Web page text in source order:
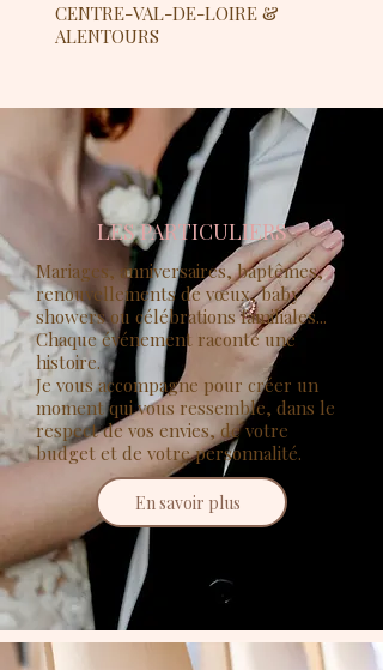
CENTRE-VAL-DE-LOIRE &
ALENTOURS
LES PARTICULIERS
Mariages, anniversaires, baptêmes,
renouvellements de vœux, baby
showers ou célébrations familiales...
Chaque événement raconte une
histoire.
Je vous accompagne pour créer un
moment qui vous ressemble, dans le
respect de vos envies, de votre
budget et de votre personnalité.
En savoir plus